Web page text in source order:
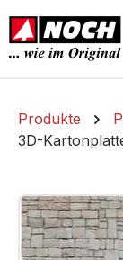
springen
Produkte
3D-
Bildergalerie